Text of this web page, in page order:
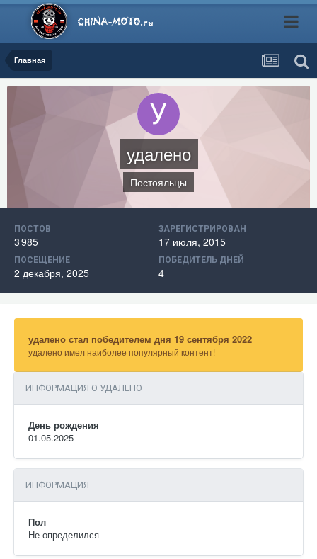
Главная
удалено
Постояльцы
ПОСТОВ
3 985
ЗАРЕГИСТРИРОВАН
17 июля, 2015
ПОСЕЩЕНИЕ
2 декабря, 2025
ПОБЕДИТЕЛЬ ДНЕЙ
4
удалено стал победителем дня 19 сентября 2022
удалено имел наиболее популярный контент!
ИНФОРМАЦИЯ О УДАЛЕНО
День рождения
01.05.2025
ИНФОРМАЦИЯ
Пол
Не определился